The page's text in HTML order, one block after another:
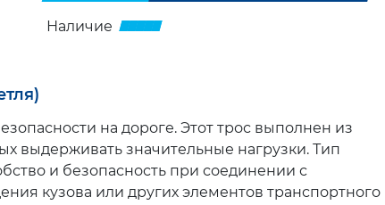
Наличие
на дороге. Этот трос выполнен из
выдерживать значительные нагрузки. Тип
и безопасность при соединении с
кузова или других элементов транспортного